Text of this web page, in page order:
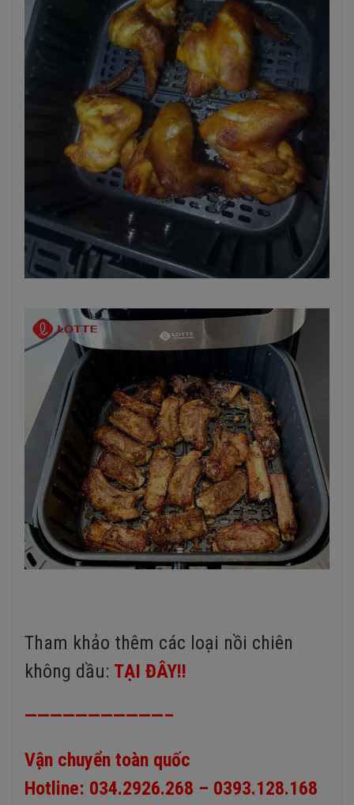
Tham khảo thêm các loại nồi chiên
không dầu: TẠI ĐÂY!!
———————————–
Vận chuyển toàn quốc
Hotline: 034.2926.268 – 0393.128.168